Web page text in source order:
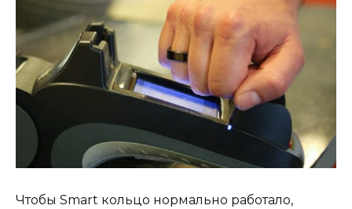
Чтобы Smart кольцо нормально работало,